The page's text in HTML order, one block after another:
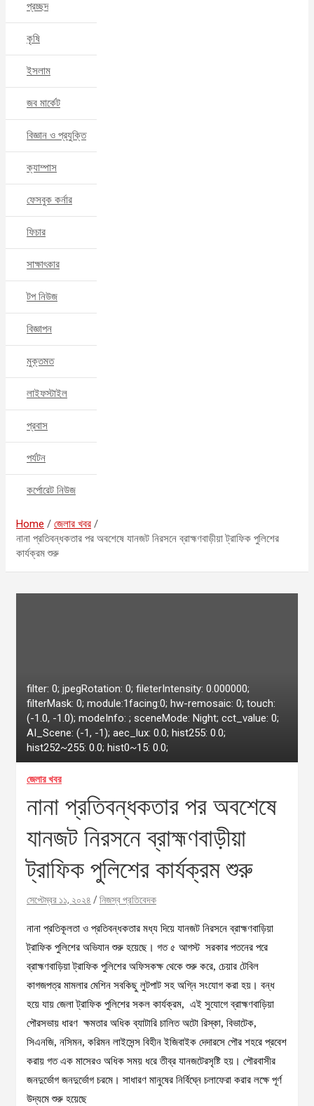
প্রচ্ছদ
কৃষি
ইসলাম
জব মার্কেট
বিজ্ঞান ও প্রযুক্তি
ক্যাম্পাস
ফেসবুক কর্নার
ফিচার
সাক্ষাৎকার
টপ নিউজ
বিজ্ঞাপন
মুক্তমত
লাইফস্টাইল
প্রবাস
পর্যটন
কর্পোরেট নিউজ
Home
জেলার খবর
নানা প্রতিবন্ধকতার পর অবশেষে যানজট নিরসনে ব্রাহ্মণবাড়ীয়া ট্রাফিক পুলিশের
কার্যক্রম শুরু
filter: 0; jpegRotation: 0; fileterIntensity: 0.000000;
filterMask: 0; module:1facing:0; hw-remosaic: 0; touch:
(-1.0, -1.0); modeInfo: ; sceneMode: Night; cct_value: 0;
AI_Scene: (-1, -1); aec_lux: 0.0; hist255: 0.0;
hist252~255: 0.0; hist0~15: 0.0;
জেলার খবর
নানা প্রতিবন্ধকতার পর অবশেষে
যানজট নিরসনে ব্রাহ্মণবাড়ীয়া
ট্রাফিক পুলিশের কার্যক্রম শুরু
সেপ্টেম্বর ১১, ২০২৪ নিজস্ব প্রতিবেদক
নানা প্রতিকূলতা ও প্রতিবন্ধকতার মধ্য দিয়ে যানজট নিরসনে ব্রাহ্মণবাড়িয়া
ট্রাফিক পুলিশের অভিযান শুরু হয়েছে। গত ৫ আগস্ট সরকার পতনের পরে
ব্রাহ্মণবাড়িয়া ট্রাফিক পুলিশের অফিসকক্ষ থেকে শুরু করে, চেয়ার টেবিল
কাগজপত্র মামলার মেশিন সবকিছু লুটপাট সহ অগ্নি সংযোগ করা হয়। বন্ধ
হয়ে যায় জেলা ট্রাফিক পুলিশের সকল কার্যক্রম, এই সুযোগে ব্রাহ্মণবাড়িয়া
পৌরসভায় ধারণ ক্ষমতার অধিক ব্যাটারি চালিত অটো রিস্কা, বিভাটেক,
সিএনজি, নসিমন, করিমন লাইসেন্স বিহীন ইজিবাইক দেদারসে পৌর শহরে প্রবেশ
করায় গত এক মাসেরও অধিক সময় ধরে তীব্র যানজটেরসৃষ্টি হয়। পৌরবাসীর
জনদুর্ভোগ জনদুর্ভোগ চরমে। সাধারণ মানুষের নির্বিঘ্নে চলাফেরা করার লক্ষে পূর্ণ
উদ্যমে শুরু হয়েছে